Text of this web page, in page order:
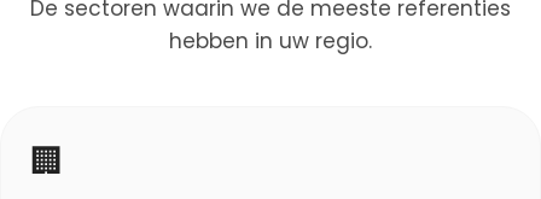
De sectoren waarin we de meeste referenties
hebben in uw regio.
🏢